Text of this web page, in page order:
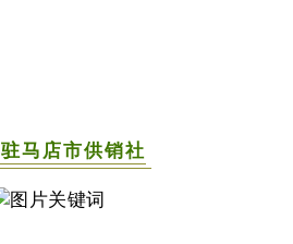
驻马店市供销社